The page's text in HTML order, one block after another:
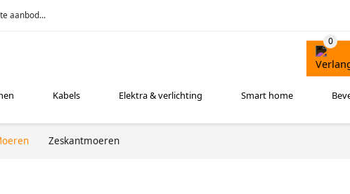
aanbod...
Kabels Elektra & verlichting Smart home
Zeskantmoeren